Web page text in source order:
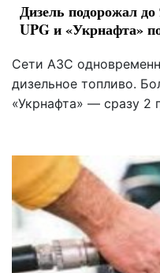
Дизель подорожал
UPG и «Укрнафта»
Сети АЗС
дизельное топливо.
«Укрнафта» — сразу 2